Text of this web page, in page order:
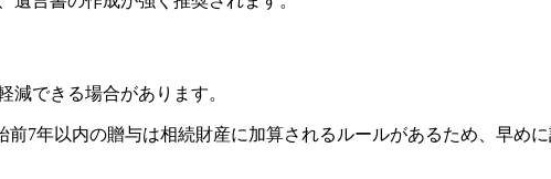
できる場合があります。
前7年以内の贈与は相続財産に加算されるルールがあるため、早め